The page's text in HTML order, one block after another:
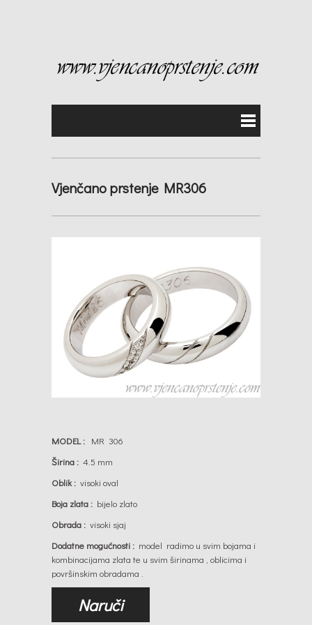
Vjenčano prstenje MR306
MODEL : MR 306
Širina : 4.5 mm
Oblik : visoki oval
Boja zlata : bijelo zlato
Obrada : visoki sjaj
Dodatne mogućnosti : model radimo u svim bojama i
kombinacijama zlata te u svim širinama , oblicima i
površinskim obradama .
Naruči